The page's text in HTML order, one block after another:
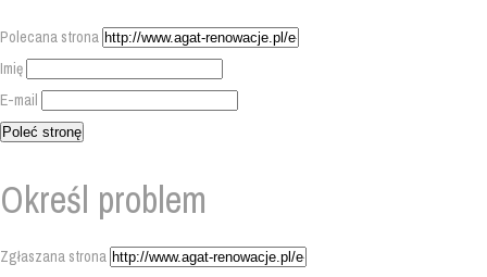
Polecana strona
Imię
E-mail
Określ problem
Zgłaszana strona